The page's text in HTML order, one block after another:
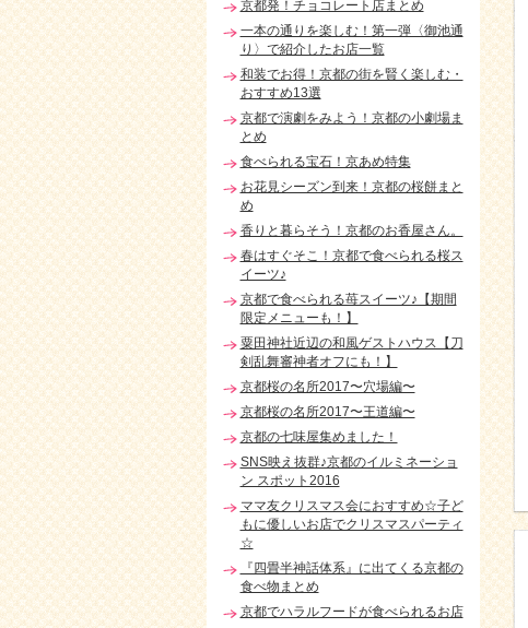
京都発！チョコレート店まとめ
一本の通りを楽しむ！第一弾〈御池通
り〉で紹介したお店一覧
和装でお得！京都の街を賢く楽しむ・
おすすめ13選
京都で演劇をみよう！京都の小劇場ま
とめ
食べられる宝石！京あめ特集
お花見シーズン到来！京都の桜餅まと
め
香りと暮らそう！京都のお香屋さん。
春はすぐそこ！京都で食べられる桜ス
イーツ♪
京都で食べられる苺スイーツ♪【期間
限定メニューも！】
粟田神社近辺の和風ゲストハウス【刀
剣乱舞審神者オフにも！】
京都桜の名所2017〜穴場編〜
京都桜の名所2017〜王道編〜
京都の七味屋集めました！
SNS映え抜群♪京都のイルミネーショ
ン スポット2016
ママ友クリスマス会におすすめ☆子ど
もに優しいお店でクリスマスパーティ
☆
『四畳半神話体系』に出てくる京都の
食べ物まとめ
京都でハラルフードが食べられるお店